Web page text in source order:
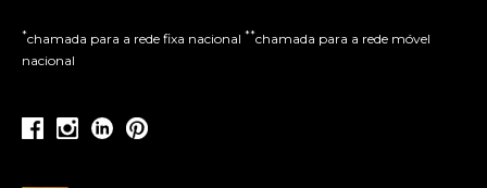
*chamada para a rede fixa nacional **chamada para a rede móvel
nacional